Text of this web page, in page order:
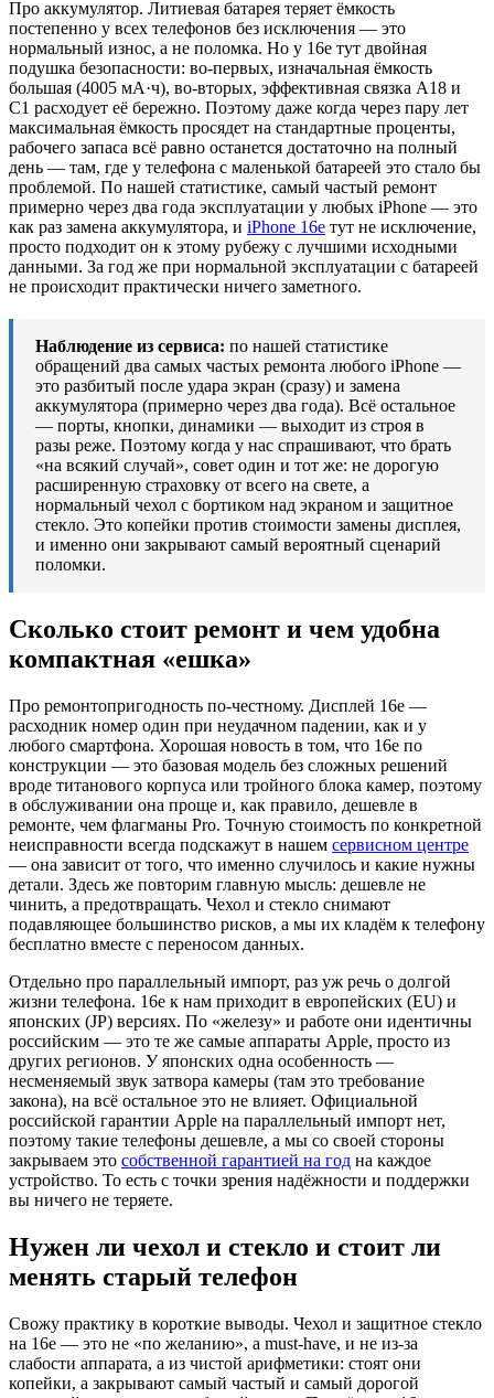
Про аккумулятор. Литиевая батарея теряет ёмкость
постепенно у всех телефонов без исключения — это
нормальный износ, а не поломка. Но у 16e тут двойная
подушка безопасности: во-первых, изначальная ёмкость
большая (4005 мА·ч), во-вторых, эффективная связка A18 и
C1 расходует её бережно. Поэтому даже когда через пару лет
максимальная ёмкость просядет на стандартные проценты,
рабочего запаса всё равно останется достаточно на полный
день — там, где у телефона с маленькой батареей это стало бы
проблемой. По нашей статистике, самый частый ремонт
примерно через два года эксплуатации у любых iPhone — это
как раз замена аккумулятора, и iPhone 16e тут не исключение,
просто подходит он к этому рубежу с лучшими исходными
данными. За год же при нормальной эксплуатации с батареей
не происходит практически ничего заметного.
Наблюдение из сервиса: по нашей статистике
обращений два самых частых ремонта любого iPhone —
это разбитый после удара экран (сразу) и замена
аккумулятора (примерно через два года). Всё остальное
— порты, кнопки, динамики — выходит из строя в
разы реже. Поэтому когда у нас спрашивают, что брать
«на всякий случай», совет один и тот же: не дорогую
расширенную страховку от всего на свете, а
нормальный чехол с бортиком над экраном и защитное
стекло. Это копейки против стоимости замены дисплея,
и именно они закрывают самый вероятный сценарий
поломки.
Сколько стоит ремонт и чем удобна
компактная «ешка»
Про ремонтопригодность по-честному. Дисплей 16e —
расходник номер один при неудачном падении, как и у
любого смартфона. Хорошая новость в том, что 16e по
конструкции — это базовая модель без сложных решений
вроде титанового корпуса или тройного блока камер, поэтому
в обслуживании она проще и, как правило, дешевле в
ремонте, чем флагманы Pro. Точную стоимость по конкретной
неисправности всегда подскажут в нашем сервисном центре
— она зависит от того, что именно случилось и какие нужны
детали. Здесь же повторим главную мысль: дешевле не
чинить, а предотвращать. Чехол и стекло снимают
подавляющее большинство рисков, а мы их кладём к телефону
бесплатно вместе с переносом данных.
Отдельно про параллельный импорт, раз уж речь о долгой
жизни телефона. 16e к нам приходит в европейских (EU) и
японских (JP) версиях. По «железу» и работе они идентичны
российским — это те же самые аппараты Apple, просто из
других регионов. У японских одна особенность —
несменяемый звук затвора камеры (там это требование
закона), на всё остальное это не влияет. Официальной
российской гарантии Apple на параллельный импорт нет,
поэтому такие телефоны дешевле, а мы со своей стороны
закрываем это собственной гарантией на год на каждое
устройство. То есть с точки зрения надёжности и поддержки
вы ничего не теряете.
Нужен ли чехол и стекло и стоит ли
менять старый телефон
Свожу практику в короткие выводы. Чехол и защитное стекло
на 16e — это не «по желанию», а must-have, и не из-за
слабости аппарата, а из чистой арифметики: стоят они
копейки, а закрывают самый частый и самый дорогой